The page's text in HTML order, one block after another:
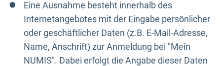
Eine Ausnahme besteht innerhalb des
Internetangebotes mit der Eingabe persönlicher
oder geschäftlicher Daten (z.B. E-Mail-Adresse,
Name, Anschrift) zur Anmeldung bei "Mein
NUMIS". Dabei erfolgt die Angabe dieser Daten